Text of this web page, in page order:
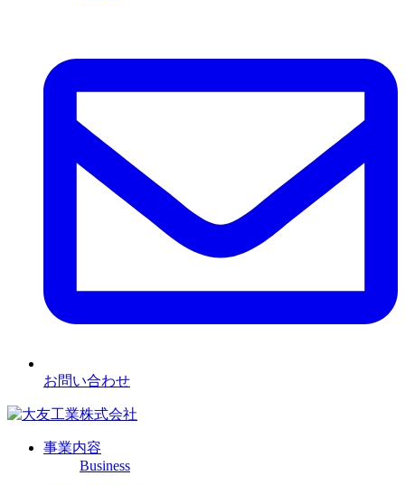
お問い合わせ
事業内容
Business